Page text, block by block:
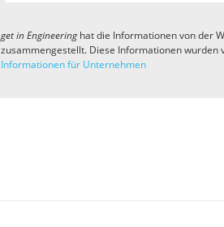
get in Engineeringhat die Informationen von der
zusammengestellt. Diese Informationen
Informationen für Unternehmen